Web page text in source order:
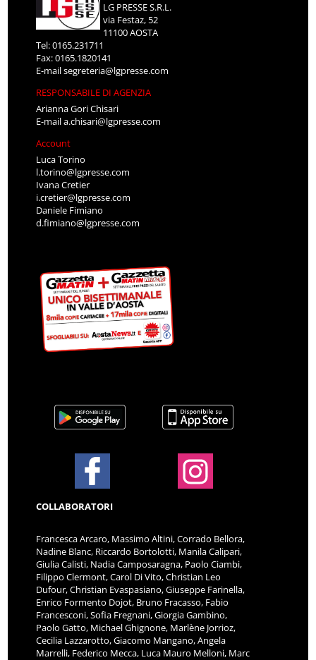
LG PRESSE S.R.L.
via Festaz, 52
11100 AOSTA
Tel: 0165.231711
Fax: 0165.1820141
E-mailsegreteria@lgpresse.com
RESPONSABILE DI AGENZIA
Arianna Gori Chisari
E-maila.chisari@lgpresse.com
Account
Luca Torino
l.torino@lgpresse.com
Ivana Cretier
i.cretier@lgpresse.com
Daniele Fimiano
d.fimiano@lgpresse.com
COLLABORATORI
Francesca Arcaro, Massimo Altini, Corrado Bellora,
Nadine Blanc, Riccardo Bortolotti, Manila Calipari,
Giulia Calisti, Nadia Camposaragna, Paolo Ciambi,
Filippo Clermont, Carol Di Vito, Christian Leo
Dufour, Christian Evaspasiano, Giuseppe Farinella,
Enrico Formento Dojot, Bruno Fracasso, Fabio
Francesconi, Sofia Fregnani, Giorgia Gambino,
Paolo Gatto, Michael Ghignone, Marlène Jorrioz,
Cecilia Lazzarotto, Giacomo Mangano, Angela
Marrelli, Federico Mecca, Luca Mauro Melloni, Marc